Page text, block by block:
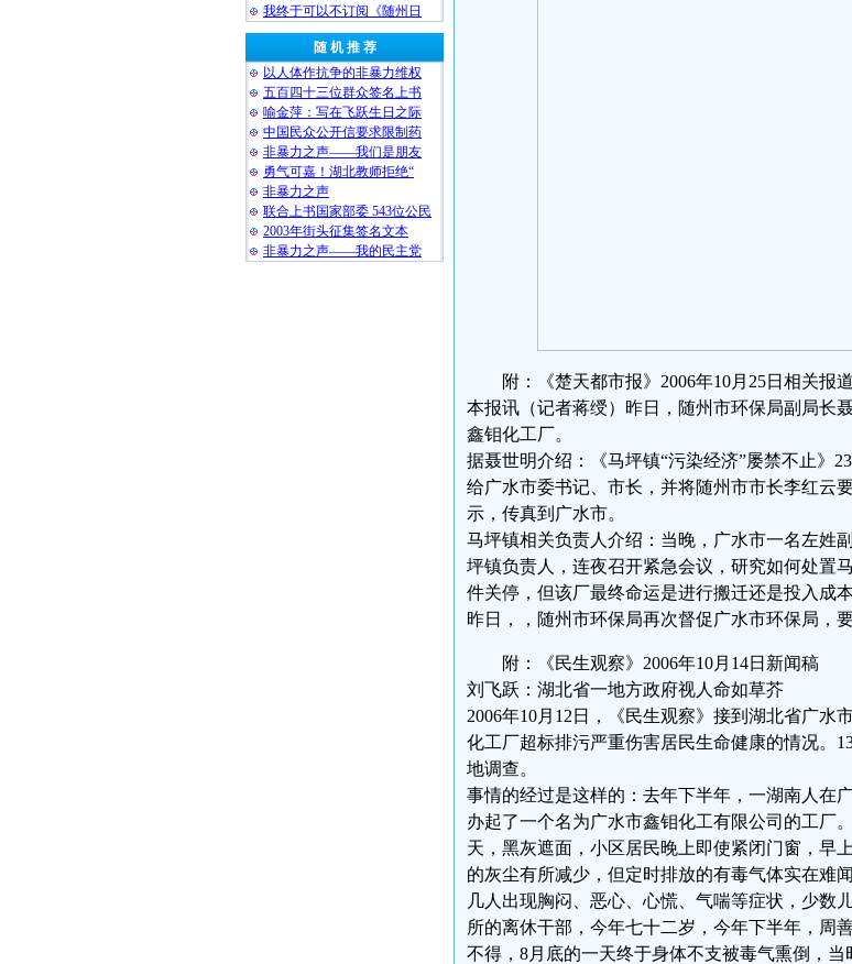
我终于可以不订阅《随州日
随 机 推 荐
以人体作抗争的非暴力维权
五百四十三位群众签名上书
喻金萍：写在飞跃生日之际
中国民众公开信要求限制药
非暴力之声——我们是朋友
勇气可嘉！湖北教师拒绝“
非暴力之声
联合上书国家部委 543位公民
2003年街头征集签名文本
非暴力之声——我的民主党
附：《楚天都市报》2006年10月25日相关报
本报讯（记者蒋绶）昨日，随州市环保局副局长
鑫钼化工厂。
据聂世明介绍：《马坪镇“污染经济”屡禁不止》
给广水市委书记、市长，并将随州市市长李红云
示，传真到广水市。
马坪镇相关负责人介绍：当晚，广水市一名左姓
坪镇负责人，连夜召开紧急会议，研究如何处置
件关停，但该厂最终命运是进行搬迁还是投入成
昨日，，随州市环保局再次督促广水市环保局，
附：《民生观察》2006年10月14日新闻稿
刘飞跃：湖北省一地方政府视人命如草芥
2006年10月12日，《民生观察》接到湖北省广
化工厂超标排污严重伤害居民生命健康的情况。
地调查。
事情的经过是这样的：去年下半年，一湖南人在
办起了一个名为广水市鑫钼化工有限公司的工厂
天，黑灰遮面，小区居民晚上即使紧闭门窗，早
的灰尘有所减少，但定时排放的有毒气体实在难
几人出现胸闷、恶心、心慌、气喘等症状，少数
所的离休干部，今年七十二岁，今年下半年，周
不得，8月底的一天终于身体不支被毒气熏倒，